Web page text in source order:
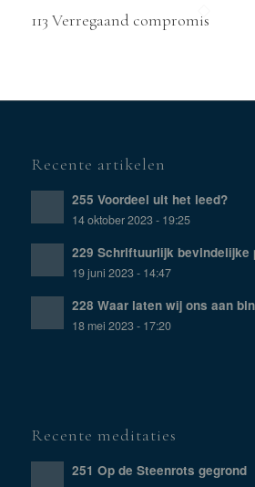
113 Verregaand compromis
Recente artikelen
255 Voordeel uit het leed?
14 oktober 2023 - 19:25
229 Schriftuurlijk bevindelijke
19 juni 2023 - 14:47
228 Waar laten wij ons aan
18 mei 2023 - 17:20
Recente meditaties
251 Op de Steenrots gegrond